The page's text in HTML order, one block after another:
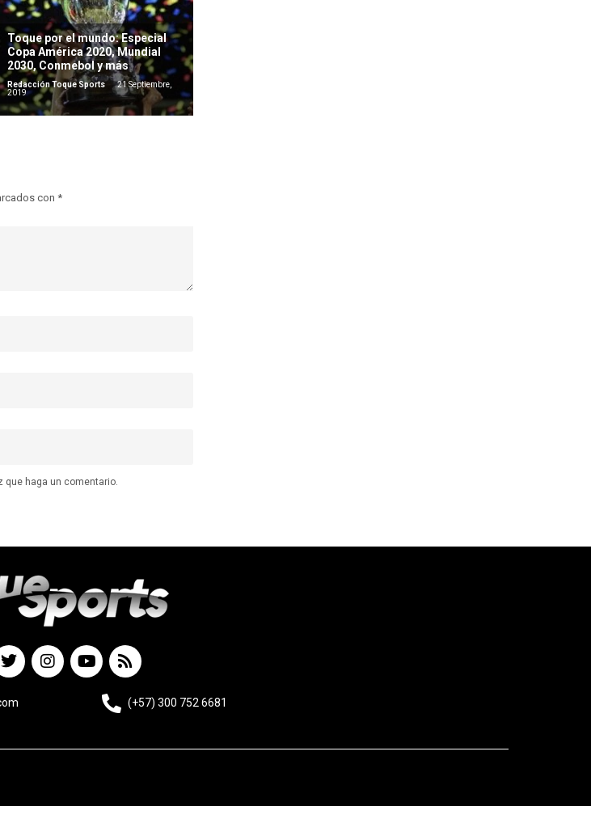
Toque por el mundo: Especial
Copa América 2020, Mundial
2030, Conmebol y más
Redacción Toque Sports
21 Septiembre,
2019
con *
que haga un comentario.
(+57) 300 752 6681